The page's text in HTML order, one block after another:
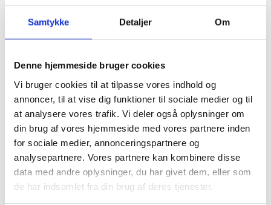
Samtykke Detaljer Om
Denne hjemmeside bruger cookies
Vi bruger cookies til at tilpasse vores indhold og
annoncer, til at vise dig funktioner til sociale medier og til
at analysere vores trafik. Vi deler også oplysninger om
din brug af vores hjemmeside med vores partnere inden
for sociale medier, annonceringspartnere og
analysepartnere. Vores partnere kan kombinere disse
data med andre oplysninger, du har givet dem, eller som
de har indsamlet fra din brug af deres tjenester.
Typisk analyse af mikroniset, knækket majs
Protein 8,75% | Fibre 2% | Olie 4,5% | Fordøjelig energi
Protein 11,8% | Fibre 5,8% | Olie 2,4% | Fordøjelig energi
15 MJ/kg | Stivelse 54%
Havreskalklid
havrekorn og er dermed et bi-produkt fra